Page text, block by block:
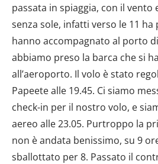
passata in spiaggia, con il
senza sole, infatti verso le 11 ha
hanno accompagnato al porto
abbiamo preso la barca che si
all’aeroporto. Il volo è stato
Papeete alle 19.45. Ci siamo
check-in per il nostro volo, e
aereo alle 23.05. Purtroppo la
non è andata benissimo, su 9
sballottato per 8. Passato il